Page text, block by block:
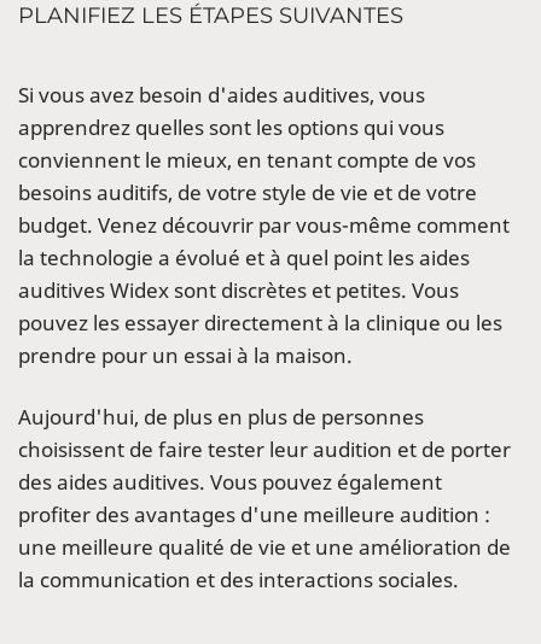
PLANIFIEZ LES ÉTAPES SUIVANTES
Si vous avez besoin d'aides auditives, vous
apprendrez quelles sont les options qui vous
conviennent le mieux, en tenant compte de vos
besoins auditifs, de votre style de vie et de votre
budget. Venez découvrir par vous-même comment
la technologie a évolué et à quel point les aides
auditives Widex sont discrètes et petites. Vous
pouvez les essayer directement à la clinique ou les
prendre pour un essai à la maison.
Aujourd'hui, de plus en plus de personnes
choisissent de faire tester leur audition et de porter
des aides auditives. Vous pouvez également
profiter des avantages d'une meilleure audition :
une meilleure qualité de vie et une amélioration de
la communication et des interactions sociales.